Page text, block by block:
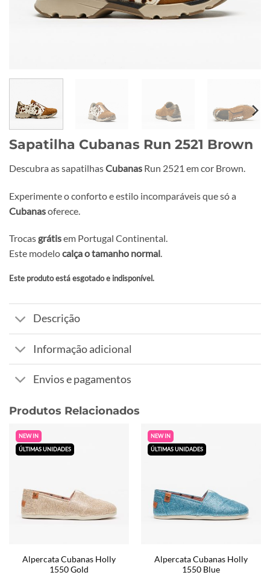
Sapatilha Cubanas Run 2521 Brown
Descubra as sapatilhasCubanas Run 2521 em cor Brown.
Experimente o conforto e estilo incomparáveis que só a
Cubanasoferece.
Trocas grátisem Portugal Continental.
Este modelocalça o tamanho normal.
Este produto está esgotado e indisponível.
Alternative:
Descrição
Informação adicional
Envios e pagamentos
Produtos Relacionados
NEW IN
ÚLTIMAS UNIDADES
Alpercata Cubanas Holly
1550 Gold
NEW IN
ÚLTIMAS UNIDADES
Alpercata Cubanas Holly
1550 Blue